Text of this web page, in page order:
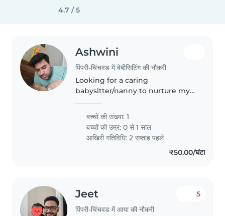
4.7 / 5
Ashwini
पिंपरी-चिंचवड में बेबीसिटिंग की नौकरी
Looking for a caring
babysitter/nanny to nurture my
baby loves cuddles! Someone
comfortable with light chores,
cooking, and homework help in
English..
बच्चों की संख्या: 1
बच्चों की उम्र:0 से 1 साल
आखिरी गतिविधि: 2 सप्ताह पहले
₹50.00/घंटा
Jeet
पिंपरी-चिंचवड में आया की नौकरी
5